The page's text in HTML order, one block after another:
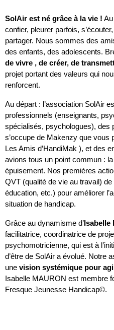
SolAir est né grâce à la vie !
confier, pleurer parfois,
partager. Nous sommes des
des enfants, des adolescents.
de vivre , de créer, de
projet portant des valeurs qui
renforcent.
Au départ : l’association SolAir
professionnels (enseignants,
spécialisés, psychologues), des
s’occupe de Makenzy que vous
Les Amis d’HandiMak ), et des
avions tous un point commun :
épuisement. Nos premières
QVT (qualité de vie au travail)
éducation, etc.) pour améliorer
situation de handicap.
Grâce au dynamisme d’ Isabelle
facilitatrice, coordinatrice de
psychomotricienne, qui est à
d’être de SolAir a évolué. Notre
une vision systémique pour
Isabelle MAURON est membre
Fresque Jeunesse Handicap©.